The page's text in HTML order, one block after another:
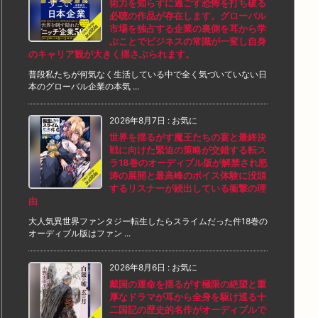
術力を知らずに過ごす恐怖を打ち破る
必聴の作品が存在します。グローバル
市場を独占する企業の裏側を耳から学
ぶことでビジネスの常識が一変し自身
のキャリア観が大きく揺さぶられます。
普段私たちが何気なく生活している中で全く気づいていない日
本のグローバル企業の本気 ...
2026年8月7日 : お気に
世界を揺るがす魔王たちの宴と最終決
戦に向けた緊迫の策略が交錯する転ス
ラ18巻のオーディブル版が解禁され怒
涛の展開と最高峰のボイス体験に没頭
するリスナーが続出している衝撃の理
由
大人気異世界ファンタジー転生したらスライムだった件18巻の
オーディブル版はファン ...
2026年8月6日 : お気に
戴国の運命を揺るがす極限の絶望と重
厚なドラマが耳から全身を駆け巡る十
二国記の歴史的名作がオーディブルで